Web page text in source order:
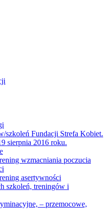
szkoleń Fundacji Strefa Kobiet.
sierpnia 2016 roku.
wzmacniania poczucia
asertywności
szkoleń, treningów i
– przemocowe,